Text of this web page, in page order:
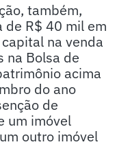
também,
de R$ 40 mil em
na venda
na Bolsa de
acima
do ano
de
um imóvel
outro imóvel